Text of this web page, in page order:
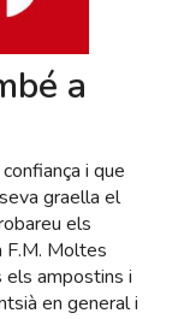
a
i que
graella el
els
Moltes
ampostins i
en general i